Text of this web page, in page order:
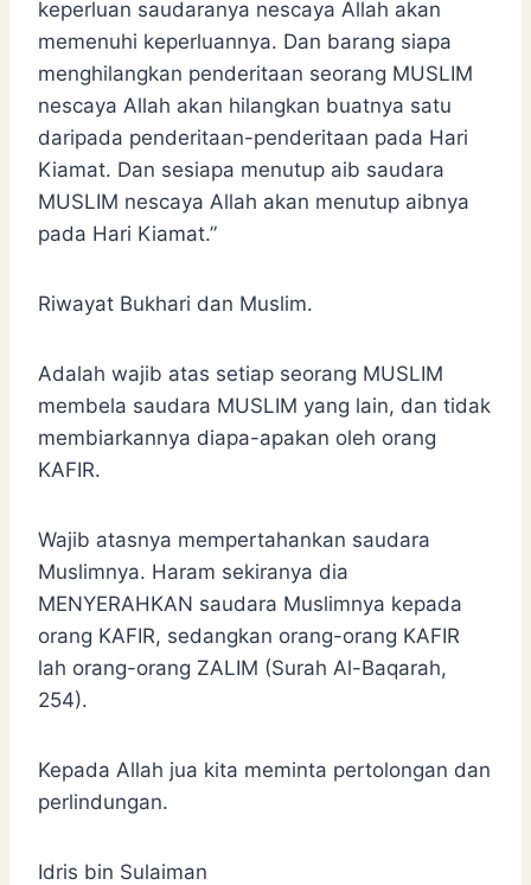
keperluan saudaranya nescaya Allah akan
memenuhi keperluannya. Dan barang siapa
menghilangkan penderitaan seorang MUSLIM
nescaya Allah akan hilangkan buatnya satu
daripada penderitaan-penderitaan pada Hari
Kiamat. Dan sesiapa menutup aib saudara
MUSLIM nescaya Allah akan menutup aibnya
pada Hari Kiamat.”
Riwayat Bukhari dan Muslim.
Adalah wajib atas setiap seorang MUSLIM
membela saudara MUSLIM yang lain, dan tidak
membiarkannya diapa-apakan oleh orang
KAFIR.
Wajib atasnya mempertahankan saudara
Muslimnya. Haram sekiranya dia
MENYERAHKAN saudara Muslimnya kepada
orang KAFIR, sedangkan orang-orang KAFIR
lah orang-orang ZALIM (Surah Al-Baqarah,
254).
Kepada Allah jua kita meminta pertolongan dan
perlindungan.
Idris bin Sulaiman